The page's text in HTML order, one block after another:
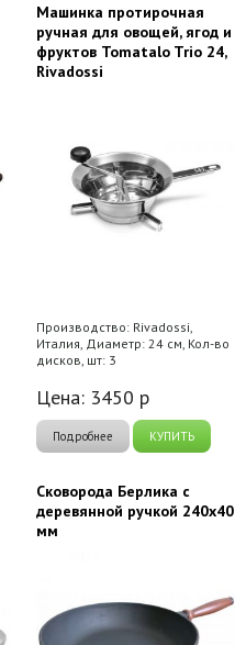
Машинка протирочная
ручная для овощей, ягод и
фруктов Tomatalo Trio 24,
Rivadossi
Производство: Rivadossi,
Италия, Диаметр: 24 см, Кол-во
дисков, шт: 3
Цена: 3450 р
Подробнее КУПИТЬ
Сковорода Берлика с
деревянной ручкой 240x40
мм